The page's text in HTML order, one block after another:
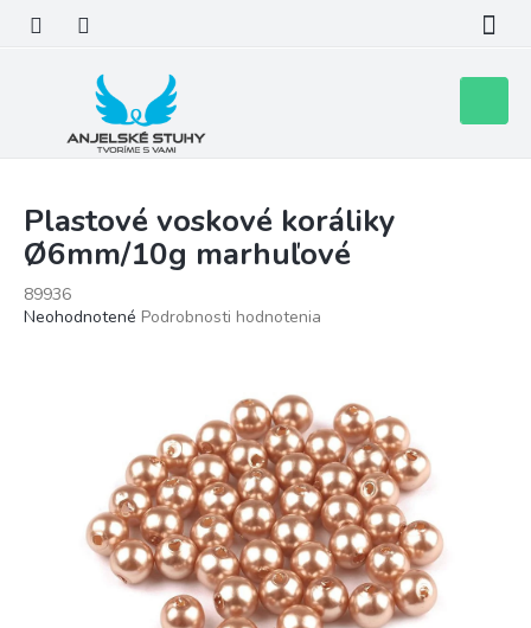
obsah
košík
Plastové voskové koráliky
Ø6mm/10g marhuľové
89936
Priemerné
Neohodnotené Podrobnosti hodnotenia